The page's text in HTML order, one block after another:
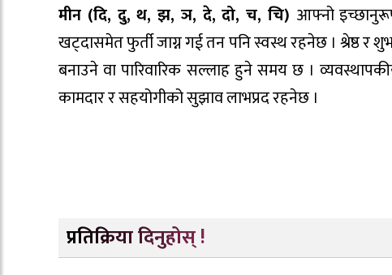
मीन (दि, दु, थ, झ, ञ, दे, दो, च, चि) आफ्नो
खट्दासमेत फुर्ती जाग्न गई तन पनि स्वस्थ रहनेछ । श्रेष्ठ र
बनाउने वा पारिवारिक सल्लाह हुने समय छ ।
कामदार र सहयोगीको सुझाव लाभप्रद रहनेछ ।
प्रतिक्रिया दिनुहोस् !